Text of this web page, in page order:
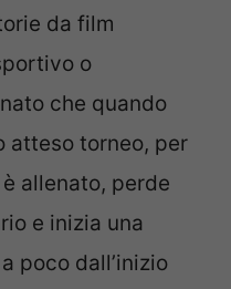
da film
o
che quando
atteso torneo, per
allenato, perde
e inizia una
poco dall’inizio